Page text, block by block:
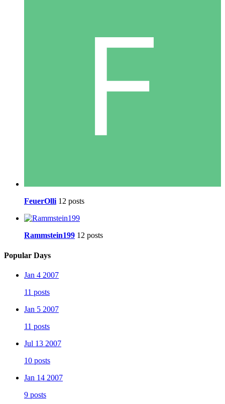
FeuerOlli 12 posts
Rammstein199 12 posts
Popular Days
Jan 4 2007
11 posts
Jan 5 2007
11 posts
Jul 13 2007
10 posts
Jan 14 2007
9 posts